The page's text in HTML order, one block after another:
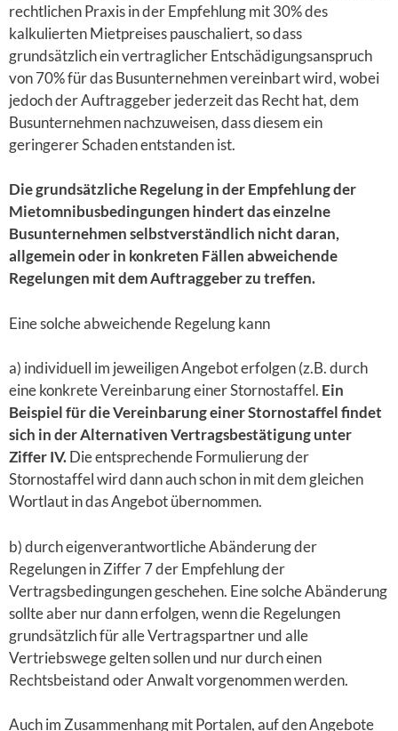
rechtlichen Praxis in der Empfehlung mit 30% des
kalkulierten Mietpreises pauschaliert, so dass
grundsätzlich ein vertraglicher Entschädigungsanspruch
von 70% für das Busunternehmen vereinbart wird, wobei
jedoch der Auftraggeber jederzeit das Recht hat, dem
Busunternehmen nachzuweisen, dass diesem ein
geringerer Schaden entstanden ist.
Die grundsätzliche Regelung in der Empfehlung der
Mietomnibusbedingungen hindert das einzelne
Busunternehmen selbstverständlich nicht daran,
allgemein oder in konkreten Fällen abweichende
Regelungen mit dem Auftraggeber zu treffen.
Eine solche abweichende Regelung kann
a) individuell im jeweiligen Angebot erfolgen (z.B. durch
eine konkrete Vereinbarung einer Stornostaffel. Ein
Beispiel für die Vereinbarung einer Stornostaffel findet
sich in der Alternativen Vertragsbestätigung unter
Ziffer IV.Die entsprechende Formulierung der
Stornostaffel wird dann auch schon in mit dem gleichen
Wortlaut in das Angebot übernommen.
b) durch eigenverantwortliche Abänderung der
Regelungen in Ziffer 7 der Empfehlung der
Vertragsbedingungen geschehen. Eine solche Abänderung
sollte aber nur dann erfolgen, wenn die Regelungen
grundsätzlich für alle Vertragspartner und alle
Vertriebswege gelten sollen und nur durch einen
Rechtsbeistand oder Anwalt vorgenommen werden.
Auch im Zusammenhang mit Portalen, auf den Angebote